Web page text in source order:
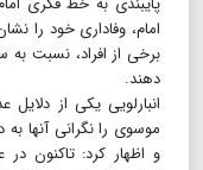
امام، وفاداری خود را
برخی از افراد، نسبت به
دهند.
انبارلویی یکی از دلایل
موسوی را نگرانی آنها
و اظهار کرد: تاکنون